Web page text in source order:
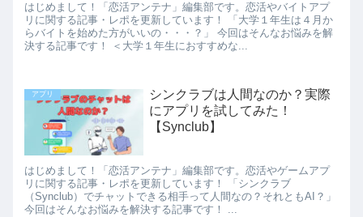
はじめまして！「恋活アンテナ」編集部です。恋活やバイトアプ
リに関する記事・レポを更新しています！ 「大学１年生は４月か
らバイトを始めた方がいいの・・・？」 今回はそんなお悩みを解
決する記事です！ ＜大学１年生におすすめな...
アプリ
シンクラブは人間なのか？実際
にアプリを試してみた！
【Synclub】
はじめまして！「恋活アンテナ」編集部です。恋活やゲームアプ
リに関する記事・レポを更新しています！ 「シンクラブ
（Synclub）でチャットできる相手って人間なの？それともAI？」
今回はそんなお悩みを解決する記事です！ ...